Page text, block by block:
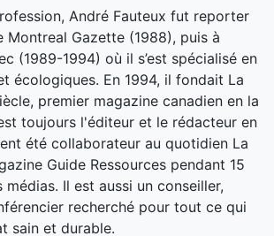
André Fauteux fut reporter
Montreal Gazette (1988), puis à
(1989-1994) où il s’est spécialisé en
écologiques. En 1994, il fondait La
premier magazine canadien en la
toujours l'éditeur et le rédacteur en
été collaborateur au quotidien La
Guide Ressources pendant 15
médias. Il est aussi un conseiller,
recherché pour tout ce qui
sain et durable.